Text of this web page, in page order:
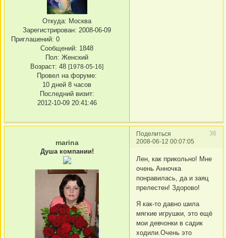
Откуда: Москва
Зарегистрирован: 2008-06-09
Приглашений: 0
Сообщений: 1848
Пол: Женский
Возраст: 48 [1978-05-16]
Провел на форуме:
10 дней 8 часов
Последний визит:
2012-10-09 20:41:46
Поделиться
36
2008-06-12 00:07:05
marina
Душа компании!
Лен, как прикольно! Мне
очень Анночка
понравилась, да и заяц
прелестен! Здорово!
Я как-то давно шила
мягкие игрушки, это ещё
мои девчонки в садик
ходили.Очень это